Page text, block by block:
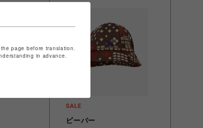
ビーバー
page before translation.
in advance.